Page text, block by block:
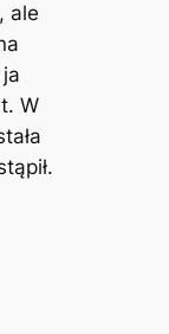
ale
W